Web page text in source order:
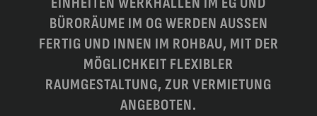
BÜRORÄUME IM OG WERDEN AUSSEN
FERTIG UND INNEN IM ROHBAU, MIT DER
MÖGLICHKEIT FLEXIBLER
RAUMGESTALTUNG, ZUR VERMIETUNG
ANGEBOTEN.